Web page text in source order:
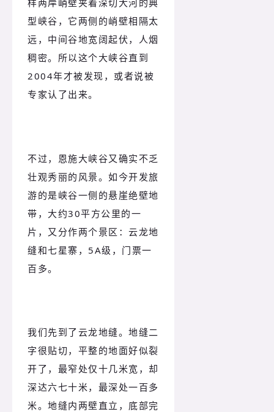
样两岸峭壁夹着深切大河的典
型峡谷，它两侧的峭壁相隔太
远，中间谷地宽阔起伏，人烟
稠密。所以这个大峡谷直到
2004年才被发现，或者说被
专家认了出来。
不过，恩施大峡谷又确实不乏
壮观秀丽的风景。如今开发旅
游的是峡谷一侧的悬崖绝壁地
带，大约30平方公里的一
片，又分作两个景区：云龙地
缝和七星寨，5A级，门票一
百多。
我们先到了云龙地缝。地缝二
字很贴切，平整的地面好似裂
开了，最窄处仅十几米宽，却
深达六七十米，最深处一百多
米。地缝内两壁直立，底部完